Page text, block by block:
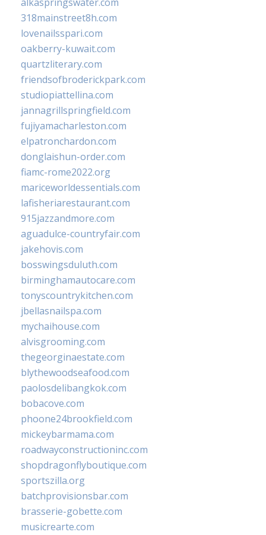
318mainstreet8h.com
lovenailsspari.com
oakberry-kuwait.com
quartzliterary.com
friendsofbroderickpark.com
studiopiattellina.com
jannagrillspringfield.com
fujiyamacharleston.com
elpatronchardon.com
donglaishun-order.com
fiamc-rome2022.org
mariceworldessentials.com
lafisheriarestaurant.com
915jazzandmore.com
aguadulce-countryfair.com
jakehovis.com
bosswingsduluth.com
birminghamautocare.com
tonyscountrykitchen.com
jbellasnailspa.com
mychaihouse.com
alvisgrooming.com
thegeorginaestate.com
blythewoodseafood.com
paolosdelibangkok.com
bobacove.com
phoone24brookfield.com
mickeybarmama.com
roadwayconstructioninc.com
shopdragonflyboutique.com
sportszilla.org
batchprovisionsbar.com
brasserie-gobette.com
musicrearte.com